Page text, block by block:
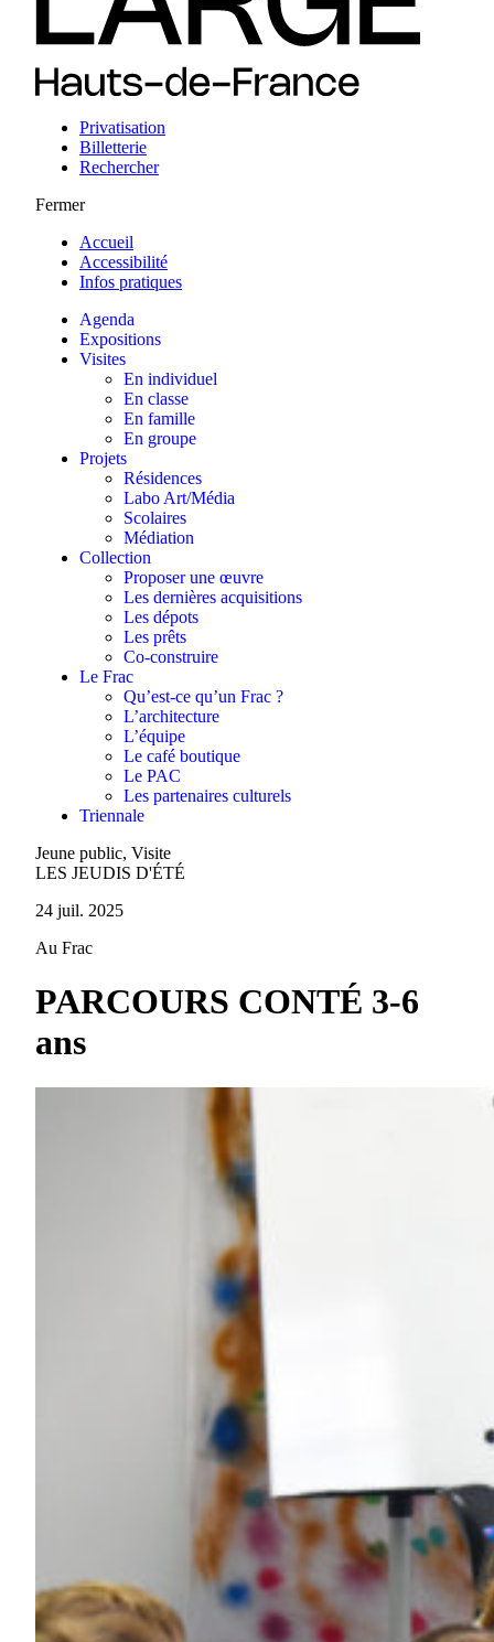
Privatisation
Billetterie
Rechercher
Fermer
Accueil
Accessibilité
Infos pratiques
Agenda
Expositions
Visites
En individuel
En classe
En famille
En groupe
Projets
Résidences
Labo Art/Média
Scolaires
Médiation
Collection
Proposer une œuvre
Les dernières acquisitions
Les dépots
Les prêts
Co-construire
Le Frac
Qu’est-ce qu’un Frac ?
L’architecture
L’équipe
Le café boutique
Le PAC
Les partenaires culturels
Triennale
Jeune public, Visite
LES JEUDIS D'ÉTÉ
24 juil. 2025
Au Frac
PARCOURS CONTÉ 3-6
ans